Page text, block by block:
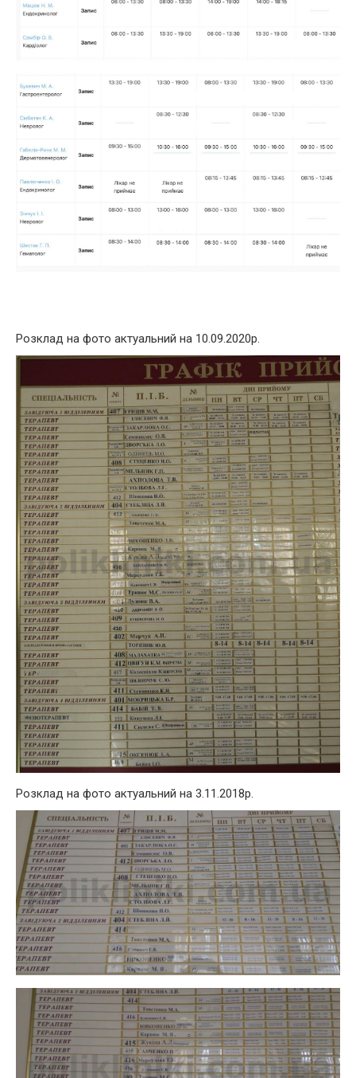
Розклад на фото актуальний на 10.09.2020р.
Розклад на фото актуальний на 3.11.2018р.